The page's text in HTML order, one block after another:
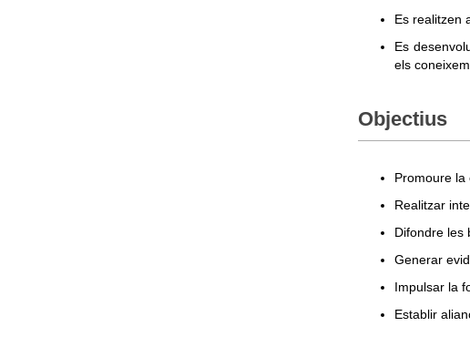
Es realitzen
Es
els
Objectius
Promoure la
Realitzar
Difondre les
Generar
Impulsar la
Establir